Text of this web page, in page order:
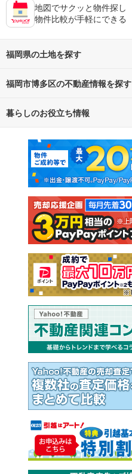
地図でサクッと物件探し
物件比較が手軽にできる
福岡県の土地を探す
路線・駅から探す
通勤・通学時間から探す
福岡市博多区の不動産情報を探す
不動産・住宅
新築マンション
新築一戸建て
注文住宅
売却査定
暮らしのお役立ち情報
マンションカタログ